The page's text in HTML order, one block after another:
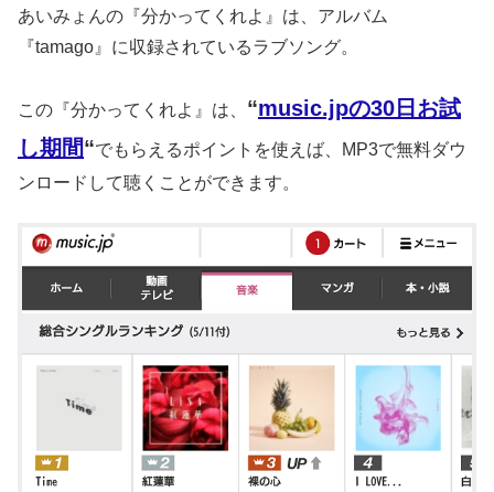
あいみょんの『分かってくれよ』は、アルバム
『tamago』に収録されているラブソング。
この『分かってくれよ』は、 “music.jpの30日お試
し期間“でもらえるポイントを使えば、MP3で無料ダウ
ンロードして聴くことができます。